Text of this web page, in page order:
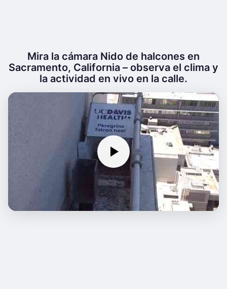
Mira la cámara Nido de halcones en
Sacramento, California – observa el clima y
la actividad en vivo en la calle.